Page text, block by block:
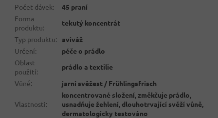
Počet dávek:
45 praní
Forma
produktu:
tekutý koncentrát
Typ produktu:
aviváž
Určení:
péče o prádlo
Oblast
použití:
prádlo a textilie
Vůně: jarní svěžest / Frühlingsfrisch
Vlastnosti:
koncentrované složení, změkčuje prádlo,
usnadňuje žehlení, dlouhotrvající svěží vůně,
dermatologicky testováno